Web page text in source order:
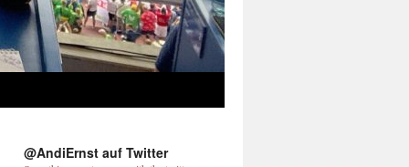
@AndiErnst auf Twitter